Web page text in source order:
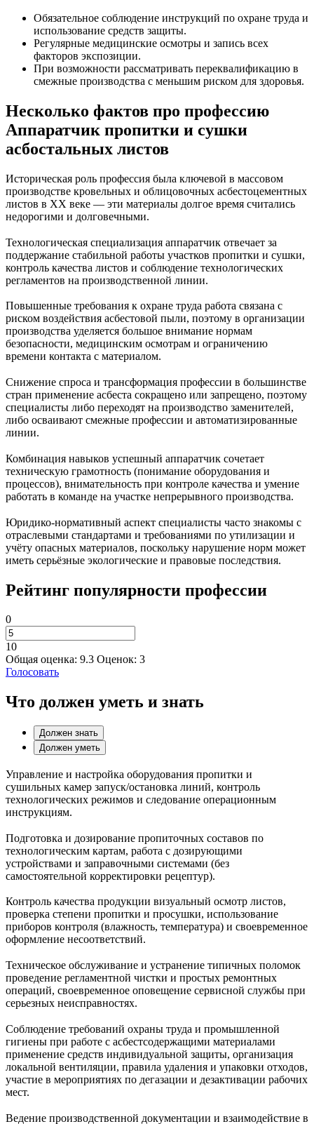
Обязательное соблюдение инструкций по охране труда и
использование средств защиты.
Регулярные медицинские осмотры и запись всех
факторов экспозиции.
При возможности рассматривать переквалификацию в
смежные производства с меньшим риском для здоровья.
Несколько фактов про профессию
Аппаратчик пропитки и сушки
асбостальных листов
Историческая роль профессия была ключевой в массовом
производстве кровельных и облицовочных асбестоцементных
листов в XX веке — эти материалы долгое время считались
недорогими и долговечными.
Технологическая специализация аппаратчик отвечает за
поддержание стабильной работы участков пропитки и сушки,
контроль качества листов и соблюдение технологических
регламентов на производственной линии.
Повышенные требования к охране труда работа связана с
риском воздействия асбестовой пыли, поэтому в организации
производства уделяется большое внимание нормам
безопасности, медицинским осмотрам и ограничению
времени контакта с материалом.
Снижение спроса и трансформация профессии в большинстве
стран применение асбеста сокращено или запрещено, поэтому
специалисты либо переходят на производство заменителей,
либо осваивают смежные профессии и автоматизированные
линии.
Комбинация навыков успешный аппаратчик сочетает
техническую грамотность (понимание оборудования и
процессов), внимательность при контроле качества и умение
работать в команде на участке непрерывного производства.
Юридико-нормативный аспект специалисты часто знакомы с
отраслевыми стандартами и требованиями по утилизации и
учёту опасных материалов, поскольку нарушение норм может
иметь серьёзные экологические и правовые последствия.
Рейтинг популярности профессии
0
10
Общая оценка: 9.3 Оценок: 3
Голосовать
Что должен уметь и знать
Должен знать
Должен уметь
Управление и настройка оборудования пропитки и
сушильных камер запуск/остановка линий, контроль
технологических режимов и следование операционным
инструкциям.
Подготовка и дозирование пропиточных составов по
технологическим картам, работа с дозирующими
устройствами и заправочными системами (без
самостоятельной корректировки рецептур).
Контроль качества продукции визуальный осмотр листов,
проверка степени пропитки и просушки, использование
приборов контроля (влажность, температура) и своевременное
оформление несоответствий.
Техническое обслуживание и устранение типичных поломок
проведение регламентной чистки и простых ремонтных
операций, своевременное оповещение сервисной службы при
серьезных неисправностях.
Соблюдение требований охраны труда и промышленной
гигиены при работе с асбестсодержащими материалами
применение средств индивидуальной защиты, организация
локальной вентиляции, правила удаления и упаковки отходов,
участие в мероприятиях по дегазации и дезактивации рабочих
мест.
Ведение производственной документации и взаимодействие в